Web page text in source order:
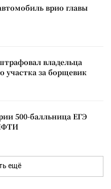
врио главы
владельца
участка за борщевик
500-балльница ЕГЭ
ещё